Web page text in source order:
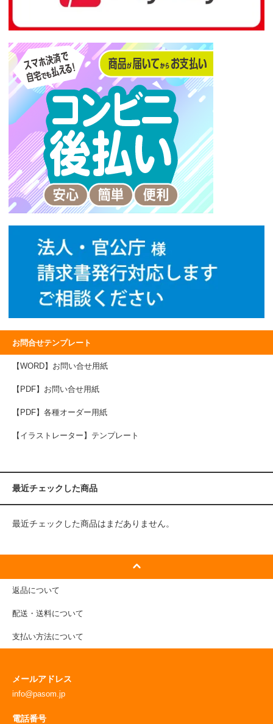
お問合せテンプレート
【WORD】お問い合せ用紙
【PDF】お問い合せ用紙
【PDF】各種オーダー用紙
【イラストレーター】テンプレート
最近チェックした商品
最近チェックした商品はまだありません。
返品について
配送・送料について
支払い方法について
メールアドレス
info@pasom.jp
電話番号